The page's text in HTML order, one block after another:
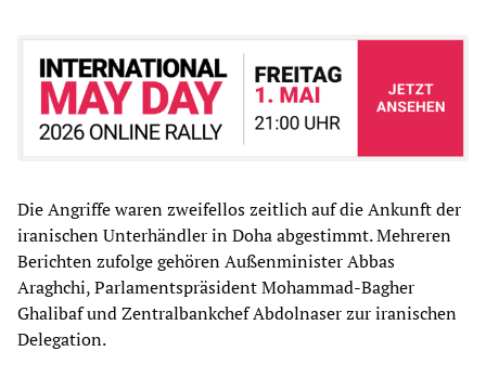
Die Angriffe waren zweifellos zeitlich auf die Ankunft der
iranischen Unterhändler in Doha abgestimmt. Mehreren
Berichten zufolge gehören Außenminister Abbas
Araghchi, Parlamentspräsident Mohammad-Bagher
Ghalibaf und Zentralbankchef Abdolnaser zur iranischen
Delegation.